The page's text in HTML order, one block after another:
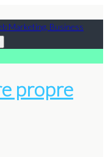
Marketing, Business
propre